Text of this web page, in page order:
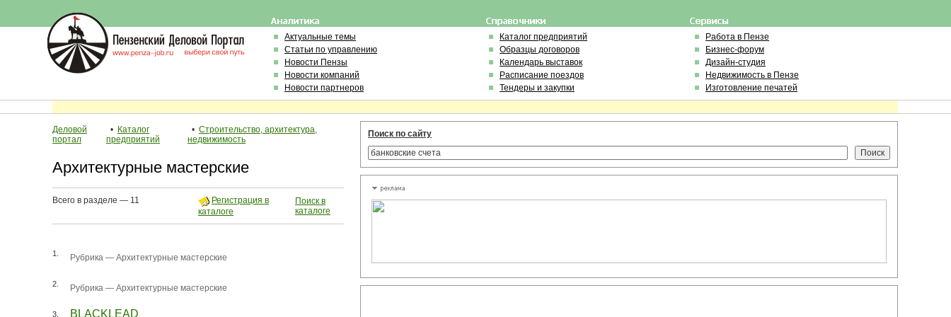
Актуальные темы
Статьи по управлению
Новости Пензы
Новости компаний
Новости партнеров
Каталог предприятий
Образцы договоров
Календарь выставок
Расписание поездов
Тендеры и закупки
Работа в Пензе
Бизнес-форум
Дизайн-студия
Недвижимость в Пензе
Изготовление печатей
Деловой
портал
• Каталог
предприятий
• Строительство, архитектура,
недвижимость
Архитектурные мастерские
Всего в разделе — 11
Регистрация в
каталоге
Поиск в
каталоге
1. Рубрика — Архитектурные мастерские
2. Рубрика — Архитектурные мастерские
3. BLACKLEAD
Поиск по сайту